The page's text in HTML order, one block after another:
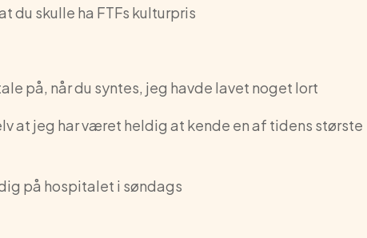
du skulle ha FTFs kulturpris
på, når du syntes, jeg havde lavet noget lort
at jeg har været heldig at kende en af tidens største
på hospitalet i søndags